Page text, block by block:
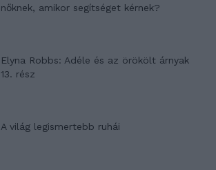
nőknek, amikor segítséget kérnek?
Elyna Robbs: Adéle és az örökölt árnyak
13. rész
A világ legismertebb ruhái